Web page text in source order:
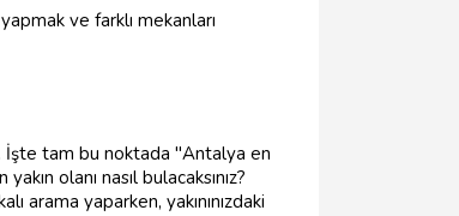
ve farklı mekanları
İşte tam bu noktada "Antalya en
olanı nasıl bulacaksınız?
arama yaparken, yakınınızdaki